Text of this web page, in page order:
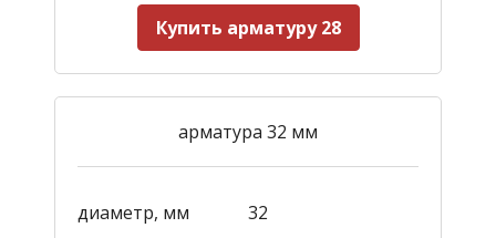
Купить арматуру 28
арматура 32 мм
диаметр, мм
32